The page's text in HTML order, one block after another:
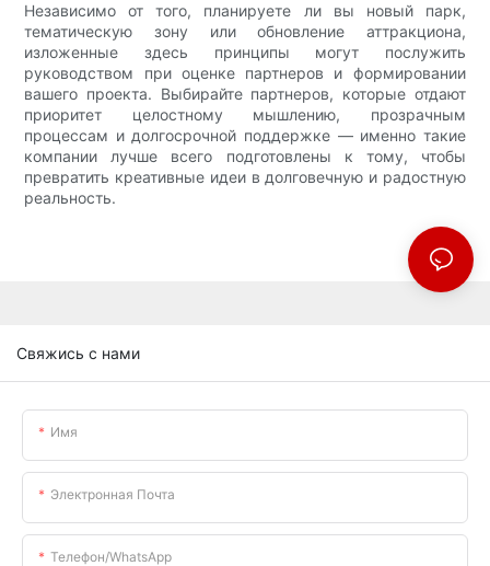
Независимо от того, планируете ли вы новый парк,
тематическую зону или обновление аттракциона,
изложенные здесь принципы могут послужить
руководством при оценке партнеров и формировании
вашего проекта. Выбирайте партнеров, которые отдают
приоритет целостному мышлению, прозрачным
процессам и долгосрочной поддержке — именно такие
компании лучше всего подготовлены к тому, чтобы
превратить креативные идеи в долговечную и радостную
реальность.
Свяжись с нами
Имя
Электронная Почта
Телефон/WhatsApp